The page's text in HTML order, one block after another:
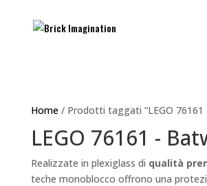
Home/ Prodotti taggati “LEGO 76161
LEGO 76161 -
Realizzate in plexiglass di qualità
teche monoblocco offrono una